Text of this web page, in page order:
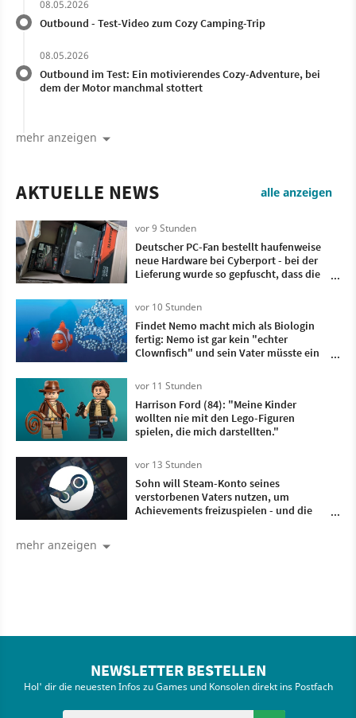
08.05.2026
Outbound - Test-Video zum Cozy Camping-Trip
08.05.2026
Outbound im Test: Ein motivierendes Cozy-Adventure, bei
dem der Motor manchmal stottert
mehr anzeigen
AKTUELLE NEWS alle anzeigen
vor 9 Stunden
Deutscher PC-Fan bestellt haufenweise
neue Hardware bei Cyberport - bei der
Lieferung wurde so gepfuscht, dass die
eingerissen sind
vor 10 Stunden
Findet Nemo macht mich als Biologin
fertig: Nemo ist gar kein "echter
Clownfisch" und sein Vater müsste ein
vor 11 Stunden
Harrison Ford (84): "Meine Kinder
wollten nie mit den Lego-Figuren
spielen, die mich darstellten."
vor 13 Stunden
Sohn will Steam-Konto seines
verstorbenen Vaters nutzen, um
Achievements freizuspielen - und die
mehr anzeigen
NEWSLETTER BESTELLEN
Hol' dir die neuesten Infos zu Games und Konsolen direkt ins Postfach